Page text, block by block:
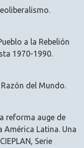
a la Rebelión
1970-1990.
Razón del Mundo.
reforma auge de
América Latina. Una
Serie